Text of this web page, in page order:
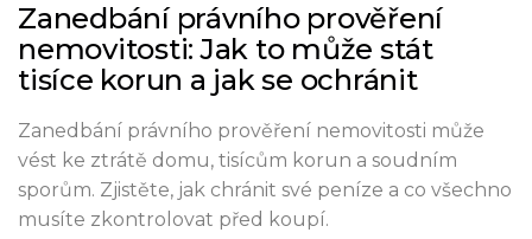
Zanedbání právního prověření
nemovitosti: Jak to může stát
tisíce korun a jak se ochránit
Zanedbání právního prověření nemovitosti může
vést ke ztrátě domu, tisícům korun a soudním
sporům. Zjistěte, jak chránit své peníze a co všechno
musíte zkontrolovat před koupí.